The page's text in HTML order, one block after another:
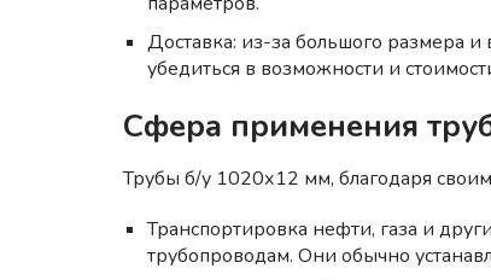
Доставка: из-за большого размера
убедиться в возможности и
Сфера применения
Трубы б/у 1020х12 мм, благодаря своим
Транспортировка нефти, газа и
трубопроводам. Они обычно